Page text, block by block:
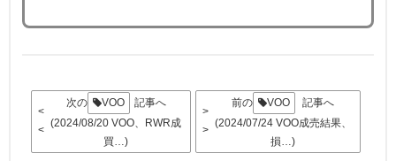
<
<
次の VOO
記事へ
(2024/08/20 VOO、RWR成
買…)
>
>
前の VOO
記事へ
(2024/07/24 VOO成売結果、
損…)